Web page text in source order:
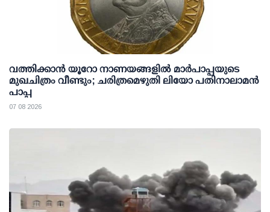
വത്തിക്കാൻ യൂറോ നാണയങ്ങളിൽ മാർപാപ്പയുടെ
മുഖചിത്രം വീണ്ടും; ചരിത്രമെഴുതി ലിയോ പതിനാലാമൻ
പാപ്പ
07 08 2026